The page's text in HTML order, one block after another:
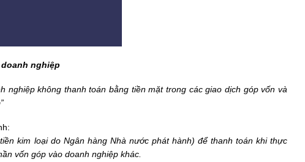
nghiệp
nghiệp không thanh toán bằng tiền mặt trong các giao dịch góp vốn và
kim loại do Ngân hàng Nhà nước phát hành) để thanh toán khi thực
vốn góp vào doanh nghiệp khác.